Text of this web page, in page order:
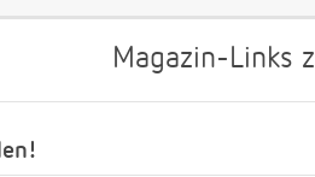
Magazin-Links